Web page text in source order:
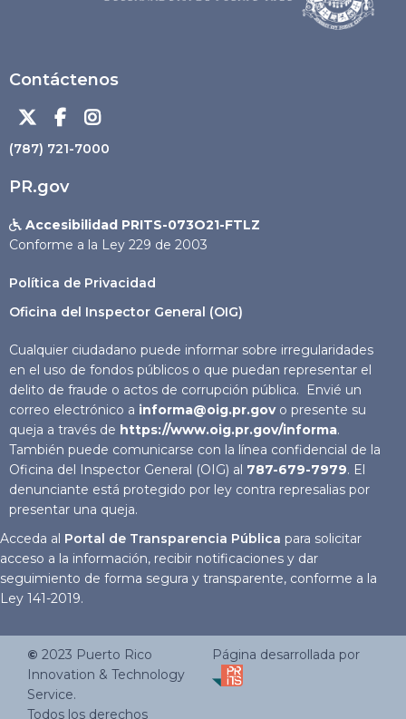
Contáctenos
  
(787) 721-7000
PR.gov
 Accesibilidad PRITS-073O21-FTLZ
Conforme a la Ley 229 de 2003
Política de Privacidad
Oficina del Inspector General (OIG)
Cualquier ciudadano puede informar sobre irregularidades
en el uso de fondos públicos o que puedan representar el
delito de fraude o actos de corrupción pública. Envié un
correo electrónico a informa@oig.pr.govo presente su
queja a través de https://www.oig.pr.gov/informa.
También puede comunicarse con la línea confidencial de la
Oficina del Inspector General (OIG) al 787-679-7979. El
denunciante está protegido por ley contra represalias por
presentar una queja.
Acceda al Portal de Transparencia Pública para solicitar
acceso a la información, recibir notificaciones y dar
seguimiento de forma segura y transparente, conforme a la
Ley 141-2019.
© 2023 Puerto Rico
Innovation & Technology
Service.
Todos los derechos
Página desarrollada por